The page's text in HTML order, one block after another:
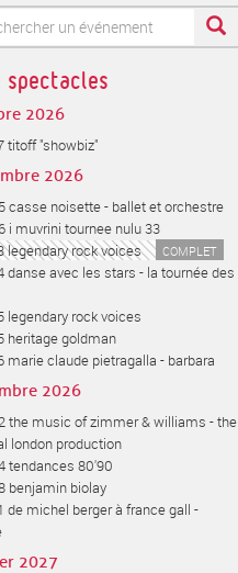
spectacles
2026
titoff "showbiz"
2026
casse noisette - ballet et orchestre
i muvrini tournee nulu 33
legendary rock voices
COMPLET
danse avec les stars - la tournée des
legendary rock voices
heritage goldman
marie claude pietragalla - barbara
2026
the music of zimmer & williams - the
london production
tendances 80'90
benjamin biolay
de michel berger à france gall -
2027